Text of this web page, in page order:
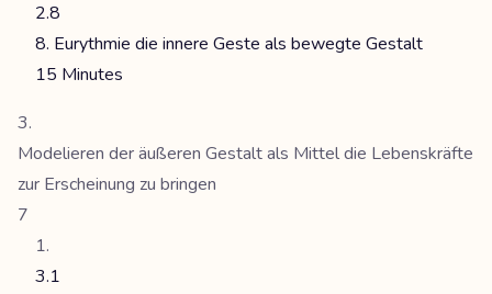
2.8
8. Eurythmie die innere Geste als bewegte Gestalt
15 Minutes
Modelieren der äußeren Gestalt als Mittel die Lebenskräfte
zur Erscheinung zu bringen
7
3.1